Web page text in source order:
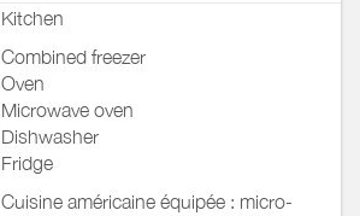
Kitchen
Combined freezer
Oven
Microwave oven
Dishwasher
Fridge
Cuisine américaine équipée : micro-